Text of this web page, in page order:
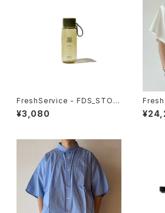
FreshService - FDS_STOU
T AIR 550
¥3,080
D